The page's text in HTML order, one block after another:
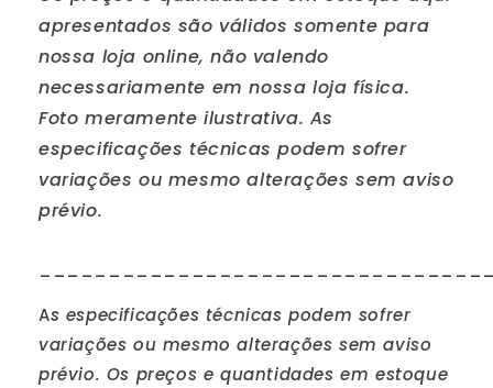
apresentados são válidos somente para
nossa loja online, não valendo
necessariamente em nossa loja física.
Foto meramente ilustrativa. As
especificações técnicas podem sofrer
variações ou mesmo alterações sem aviso
prévio.
As especificações técnicas podem sofrer
variações ou mesmo alterações sem aviso
prévio. Os preços e quantidades em estoque